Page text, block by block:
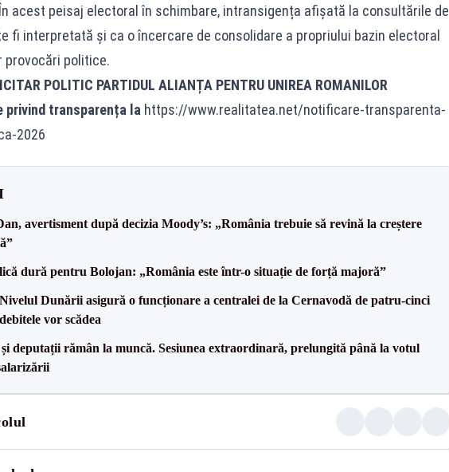
acest peisaj electoral în schimbare, intransigența afișată la consultările de
fi interpretată și ca o încercare de consolidare a propriului bazin electoral
politice.
POLITIC PARTIDUL ALIANȚA PENTRU UNIREA ROMANILOR
privind transparența la https://www.realitatea.net/notificare-transparenta-
2026
avertisment după decizia Moody’s: „România trebuie să revină la creștere
dură pentru Bolojan: „România este într-o situație de forță majoră”
Dunării asigură o funcționare a centralei de la Cernavodă de patru-cinci
vor scădea
deputații rămân la muncă. Sesiunea extraordinară, prelungită până la votul